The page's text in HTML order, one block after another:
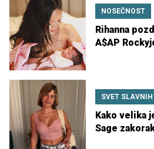
NOSEČNOST
Rihanna
A$AP
SVET SLAVNIH
Kako velika
Sage